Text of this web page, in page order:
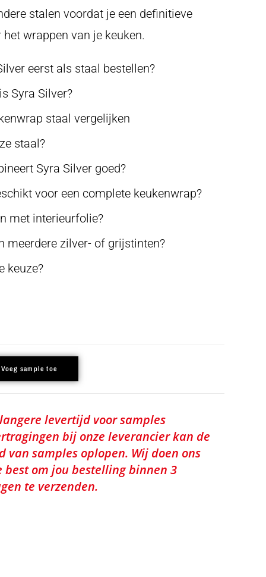
stalen voordat je een definitieve
wrappen van je keuken.
eerst als staal bestellen?
Syra Silver?
staal vergelijken
staal?
Syra Silver goed?
voor een complete keukenwrap?
met interieurfolie?
meerdere zilver- of grijstinten?
keuze?
Voeg sample toe
levertijd voor samples
bij onze leverancier kan de
van samples oplopen. Wij doen ons
best om jou bestelling binnen 3
te verzenden.